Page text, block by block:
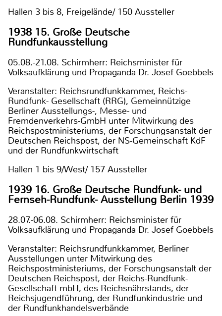
Hallen 3 bis 8, Freigelände/ 150 Aussteller
1938 15. Große Deutsche
Rundfunkausstellung
05.08.-21.08. Schirmherr: Reichsminister für
Volksaufklärung und Propaganda Dr. Josef Goebbels
Veranstalter: Reichsrundfunkkammer, Reichs-
Rundfunk- Gesellschaft (RRG), Gemeinnützige
Berliner Ausstellungs-, Messe- und
Fremdenverkehrs-GmbH unter Mitwirkung des
Reichspostministeriums, der Forschungsanstalt der
Deutschen Reichspost, der NS-Gemeinschaft KdF
und der Rundfunkwirtschaft
Hallen 1 bis 9/West/ 157 Aussteller
1939 16. Große Deutsche Rundfunk- und
Fernseh-Rundfunk- Ausstellung Berlin 1939
28.07.-06.08. Schirmherr: Reichsminister für
Volksaufklärung und Propaganda Dr. Josef Goebbels
Veranstalter: Reichsrundfunkkammer, Berliner
Ausstellungen unter Mitwirkung des
Reichspostministeriums, der Forschungsanstalt der
Deutschen Reichspost, der Reichs-Rundfunk-
Gesellschaft mbH, des Reichsnährstands, der
Reichsjugendführung, der Rundfunkindustrie und
der Rundfunkhandelsverbände